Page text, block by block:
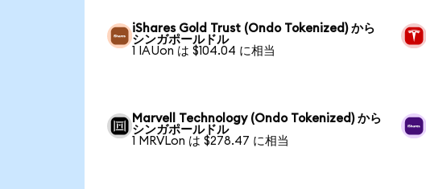
iShares Gold Trust (Ondo Tokenized) から
シンガポールドル
1 IAUon は $104.04 に相当
Marvell Technology (Ondo Tokenized) から
シンガポールドル
1 MRVLon は $278.47 に相当